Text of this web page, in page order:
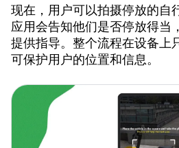
现在，用户可以拍摄停放的自
应用会告知他们是否停放得当
提供指导。整个流程在设备上
可保护用户的位置和信息。